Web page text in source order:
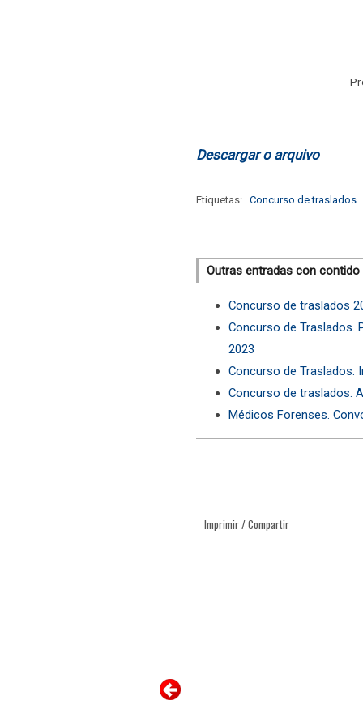
Descargar o arquivo
Etiquetas: Concurso de traslados
Outras entradas con contido
Concurso de traslados
Concurso de Traslados.
2023
Concurso de Traslados.
Concurso de traslados.
Médicos Forenses.
Imprimir / Compartir